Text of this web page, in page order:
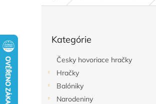
kategórie
Kategórie
Česky hovoriace hračky
Hračky
Balóniky
Narodeniny